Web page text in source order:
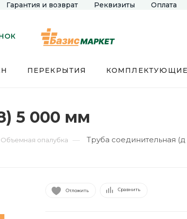
Гарантия и возврат Реквизиты Оплата
ПЕРЕКРЫТИЯ
5 000 мм
Объемная опалубка — Труба соединительная
Отложить Сравнить